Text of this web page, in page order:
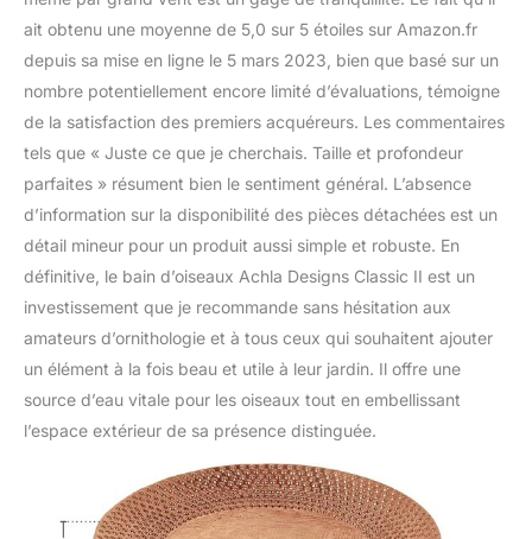
ait obtenu une moyenne de 5,0 sur 5 étoiles sur Amazon.fr
depuis sa mise en ligne le 5 mars 2023, bien que basé sur un
nombre potentiellement encore limité d’évaluations, témoigne
de la satisfaction des premiers acquéreurs. Les commentaires
tels que « Juste ce que je cherchais. Taille et profondeur
parfaites » résument bien le sentiment général. L’absence
d’information sur la disponibilité des pièces détachées est un
détail mineur pour un produit aussi simple et robuste. En
définitive, le bain d’oiseaux Achla Designs Classic II est un
investissement que je recommande sans hésitation aux
amateurs d’ornithologie et à tous ceux qui souhaitent ajouter
un élément à la fois beau et utile à leur jardin. Il offre une
source d’eau vitale pour les oiseaux tout en embellissant
l’espace extérieur de sa présence distinguée.